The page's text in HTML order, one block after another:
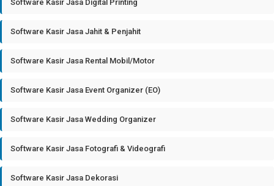
Software Kasir Jasa Digital Printing
Software Kasir Jasa Jahit & Penjahit
Software Kasir Jasa Rental Mobil/Motor
Software Kasir Jasa Event Organizer (EO)
Software Kasir Jasa Wedding Organizer
Software Kasir Jasa Fotografi & Videografi
Software Kasir Jasa Dekorasi